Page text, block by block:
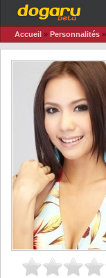
Accueil » Personnalités »